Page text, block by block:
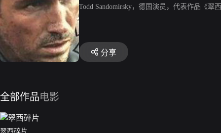
Todd Sandomirsky，德国演员，代表作品《翠
分享
全部作品电影
翠西碎片